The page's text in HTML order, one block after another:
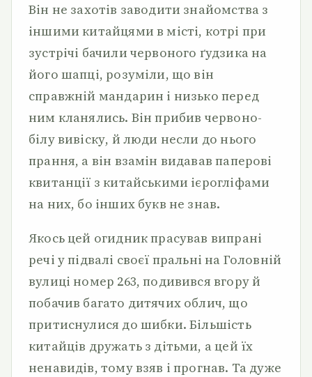
Він не захотів заводити знайомства з
іншими китайцями в місті, котрі при
зустрічі бачили червоного ґудзика на
його шапці, розуміли, що він
справжній мандарин і низько перед
ним кланялись. Він прибив червоно-
білу вивіску, й люди несли до нього
прання, а він взамін видавав паперові
квитанції з китайськими ієрогліфами
на них, бо інших букв не знав.
Якось цей огидник прасував випрані
речі у підвалі своєї пральні на Головній
вулиці номер 263, подивився вгору й
побачив багато дитячих облич, що
притиснулися до шибки. Більшість
китайців дружать з дітьми, а цей їх
ненавидів, тому взяв і прогнав. Та дуже